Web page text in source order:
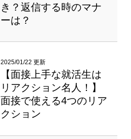
き？返信する時のマナ
ーは？
2025/01/22 更新
【面接上手な就活生は
リアクション名人！】
面接で使える4つのリア
クション